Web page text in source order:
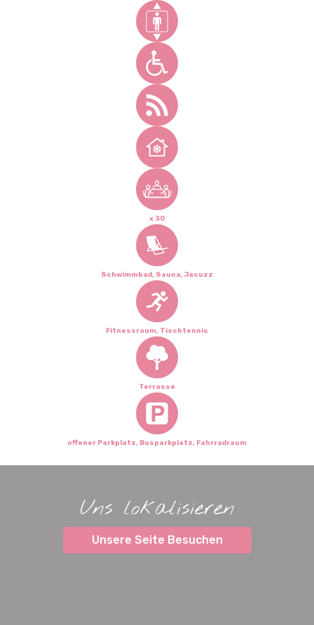
x 30
Schwimmbad, Sauna, Jacuzz
Fitnessraum, Tischtennis
Terrasse
offener Parkplatz, Busparkplatz, Fahrradraum
Uns lokalisieren
Unsere Seite Besuchen